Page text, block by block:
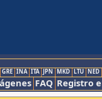
GRE INA ITA JPN MKD LTU NED
FAQ Registro